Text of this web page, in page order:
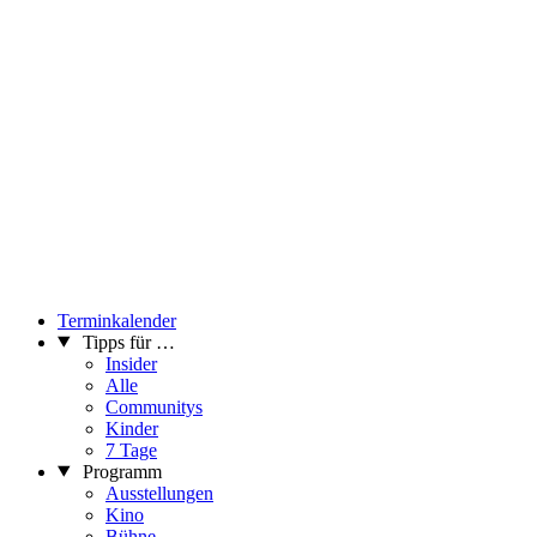
Terminkalender
Tipps für …
Insider
Alle
Communitys
Kinder
7 Tage
Programm
Ausstellungen
Kino